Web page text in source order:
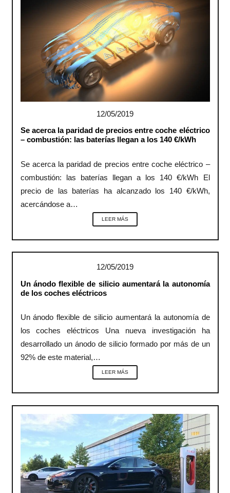
12/05/2019
Se acerca la paridad de precios entre coche eléctrico
– combustión: las baterías llegan a los 140 €/kWh
Se acerca la paridad de precios entre coche eléctrico –
combustión: las baterías llegan a los 140 €/kWh El
precio de las baterías ha alcanzado los 140 €/kWh,
acercándose a…
LEER MÁS
12/05/2019
Un ánodo flexible de silicio aumentará la autonomía
de los coches eléctricos
Un ánodo flexible de silicio aumentará la autonomía de
los coches eléctricos Una nueva investigación ha
desarrollado un ánodo de silicio formado por más de un
92% de este material,…
LEER MÁS